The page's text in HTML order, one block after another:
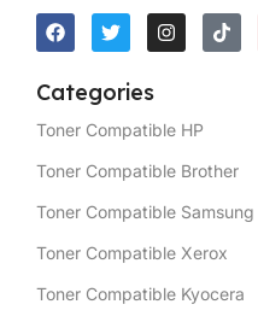
Categories
Toner Compatible HP
Toner Compatible Brother
Toner Compatible Samsung
Toner Compatible Xerox
Toner Compatible Kyocera